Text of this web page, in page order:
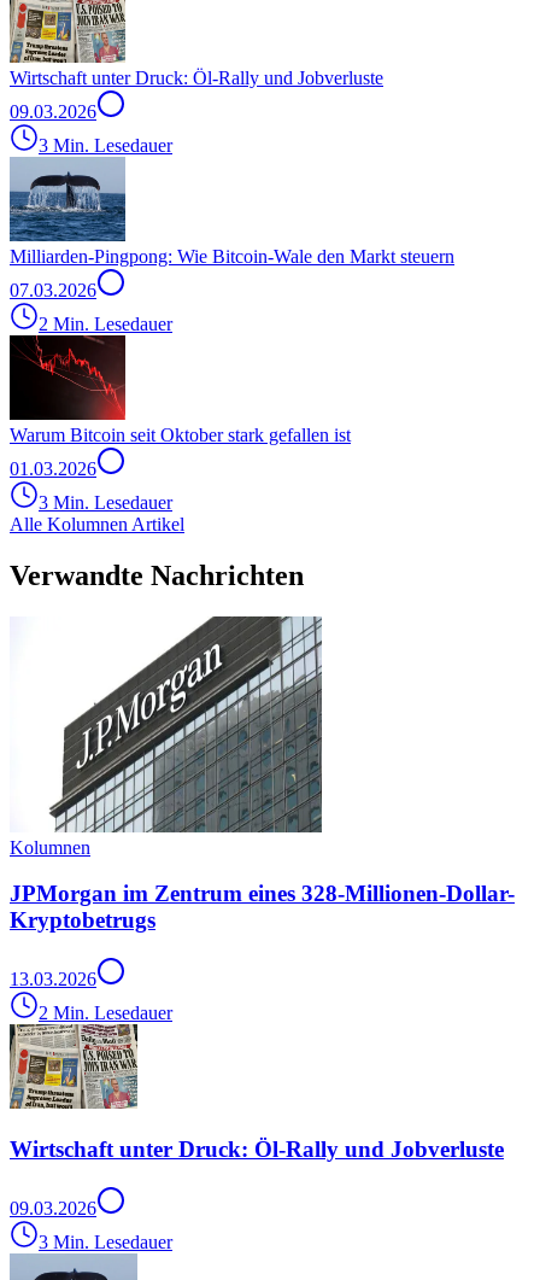
Wirtschaft unter Druck: Öl-Rally und Jobverluste
09.03.2026
3 Min. Lesedauer
Milliarden-Pingpong: Wie Bitcoin-Wale den Markt steuern
07.03.2026
2 Min. Lesedauer
Warum Bitcoin seit Oktober stark gefallen ist
01.03.2026
3 Min. Lesedauer
Alle Kolumnen Artikel
Verwandte Nachrichten
Kolumnen
JPMorgan im Zentrum eines 328-Millionen-Dollar-
Kryptobetrugs
13.03.2026
2 Min. Lesedauer
Wirtschaft unter Druck: Öl-Rally und Jobverluste
09.03.2026
3 Min. Lesedauer